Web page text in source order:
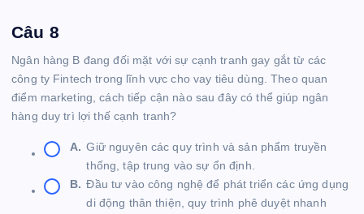
Câu 8
Ngân hàng B đang đối mặt với sự cạnh tranh gay gắt từ các
công ty Fintech trong lĩnh vực cho vay tiêu dùng. Theo quan
điểm marketing, cách tiếp cận nào sau đây có thể giúp ngân
hàng duy trì lợi thế cạnh tranh?
A. Giữ nguyên các quy trình và sản phẩm truyền
thống, tập trung vào sự ổn định.
B. Đầu tư vào công nghệ để phát triển các ứng dụng
di động thân thiện, quy trình phê duyệt nhanh